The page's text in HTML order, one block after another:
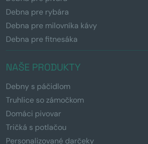
Debna pre rybára
Debna pre milovníka kávy
Debna pre fitnesáka
NAŠE PRODUKTY
Debny s páčidlom
Truhlice so zámočkom
Domáci pivovar
Tričká s potlačou
Personalizované darčeky